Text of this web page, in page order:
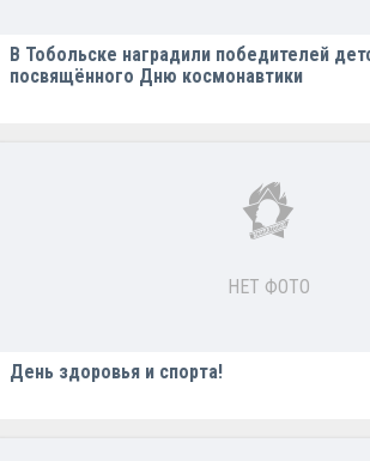
В Тобольске наградили победителей
посвящённого Дню космонавтики
НЕТ ФОТО
День здоровья и спорта!